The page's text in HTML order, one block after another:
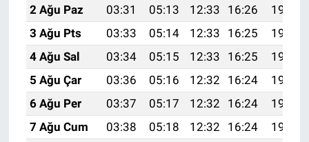
2 Ağu Paz
03:31 05:13 12:33 16:26
19:43
3 Ağu Pts
03:33 05:14 12:33 16:25
19:41
4 Ağu Sal
03:34 05:15 12:33 16:25
19:40
5 Ağu Çar
03:36 05:16 12:32 16:24
19:39
6 Ağu Per
03:37 05:17 12:32 16:24
19:38
7 Ağu Cum
03:38 05:18 12:32 16:24
19:37